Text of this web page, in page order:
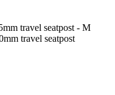
travel seatpost - M
travel seatpost